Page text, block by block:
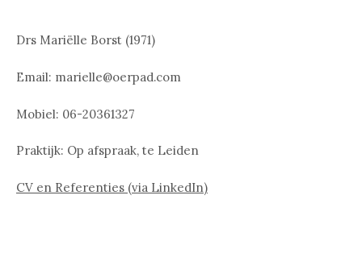
Drs Mariëlle Borst (1971)
Email: marielle@oerpad.com
Mobiel: 06-20361327
Praktijk: Op afspraak, te Leiden
CV en Referenties (via LinkedIn)